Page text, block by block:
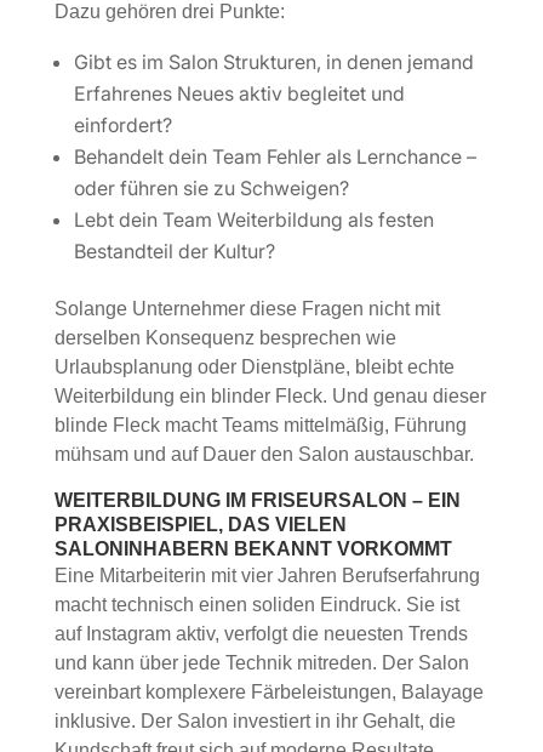
Dazu gehören drei Punkte:
Gibt es im Salon Strukturen, in denen jemand
Erfahrenes Neues aktiv begleitet und
einfordert?
Behandelt dein Team Fehler als Lernchance –
oder führen sie zu Schweigen?
Lebt dein Team Weiterbildung als festen
Bestandteil der Kultur?
Solange Unternehmer diese Fragen nicht mit
derselben Konsequenz besprechen wie
Urlaubsplanung oder Dienstpläne, bleibt echte
Weiterbildung ein blinder Fleck. Und genau dieser
blinde Fleck macht Teams mittelmäßig, Führung
mühsam und auf Dauer den Salon austauschbar.
WEITERBILDUNG IM FRISEURSALON – EIN
PRAXISBEISPIEL, DAS VIELEN
SALONINHABERN BEKANNT VORKOMMT
Eine Mitarbeiterin mit vier Jahren Berufserfahrung
macht technisch einen soliden Eindruck. Sie ist
auf Instagram aktiv, verfolgt die neuesten Trends
und kann über jede Technik mitreden. Der Salon
vereinbart komplexere Färbeleistungen, Balayage
inklusive. Der Salon investiert in ihr Gehalt, die